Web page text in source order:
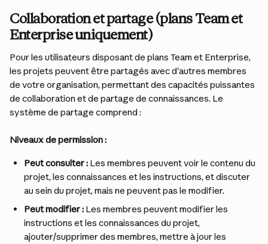
Collaboration et partage (plans Team et
Enterprise uniquement)
Pour les utilisateurs disposant de plans Team et Enterprise,
les projets peuvent être partagés avec d'autres membres
de votre organisation, permettant des capacités puissantes
de collaboration et de partage de connaissances. Le
système de partage comprend :
Niveaux de permission :
Peut consulter : Les membres peuvent voir le contenu du
projet, les connaissances et les instructions, et discuter
au sein du projet, mais ne peuvent pas le modifier.
Peut modifier : Les membres peuvent modifier les
instructions et les connaissances du projet,
ajouter/supprimer des membres, mettre à jour les